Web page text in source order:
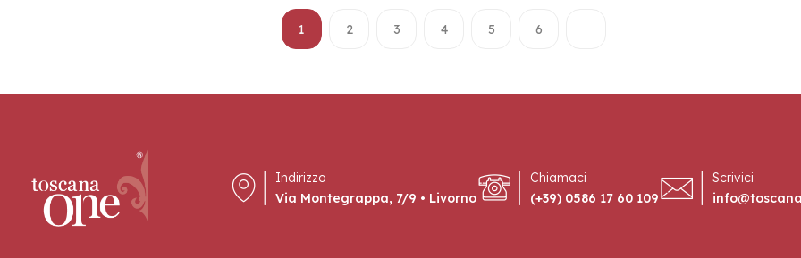
1 2 3 4 5 6
Indirizzo
Via Montegrappa, 7/9 • Livorno
Chiamaci
(+39) 0586 17 60 109
Scrivici